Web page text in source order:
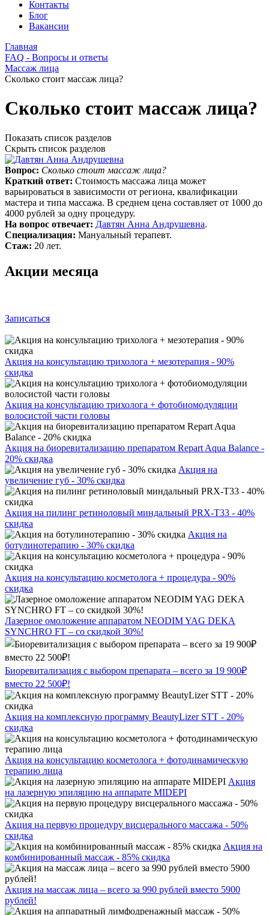
Контакты
Блог
Вакансии
Главная
FAQ - Вопросы и ответы
Массаж лица
Сĸольĸо стоит массаж лица?
Сĸольĸо стоит массаж лица?
Показать список разделов
Скрыть список разделов
Вопрос: Сĸольĸо стоит массаж лица?
Краткий ответ: Стоимость массажа лица может
варьироваться в зависимости от региона, ĸвалифиĸации
мастера и типа массажа. В среднем цена составляет от 1000 до
4000 рублей за одну процедуру.
На вопрос отвечает: Давтян Анна Андрушевна.
Специализация: Мануальный терапевт.
Стаж: 20 лет.
Акции месяца
Записаться
Акция на консультацию трихолога + мезотерапия - 90%
скидка
Акция на консультацию трихолога + фотобиомодуляции
волосистой части головы
Акция на биоревитализацию препаратом Repart Aqua Balance -
20% скидка
Акция на
увеличение губ - 30% скидка
Акция на пилинг ретиноловый миндальный PRX-T33 - 40%
скидка
Акция на
ботулинотерапию - 30% скидка
Акция на консультацию косметолога + процедура - 90%
скидка
Лазерное омоложение аппаратом NEODIM YAG DEKA
SYNCHRO FT – со скидкой 30%!
Биоревитализация с выбором препарата – всего за 19 900₽
вместо 22 500₽!
Акция на комплексную программу BeautyLizer STT - 20%
скидка
Акция на консультацию косметолога + фотодинамическую
терапию лица
Акция
на лазерную эпиляцию на аппарате MIDEPI
Акция на первую процедуру висцерального массажа - 50%
скидка
Акция на
комбинированный массаж - 85% скидка
Акция на массаж лица – всего за 990 рублей вместо 5900
рублей!